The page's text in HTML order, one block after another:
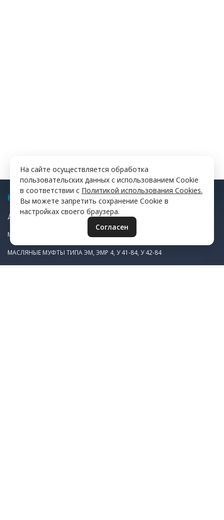
КАТАЛОГ
ДИСКИ ФРИКЦИОННЫЕ
МАСЛЯНАЯ ПУСКОВАЯ МУФТА ЭТМ 1Н983
МАСЛЯНЫЕ МУФТЫ ТИПА ЭМ, ЭМР 4, У 41-84, У 42-84
На сайте осуществляется обработка
пользовательских данных с использованием Cookie
в соответствии с Политикой использования Cookies.
Вы можете запретить сохранение Cookie в
настройках своего браузера.
Согласен